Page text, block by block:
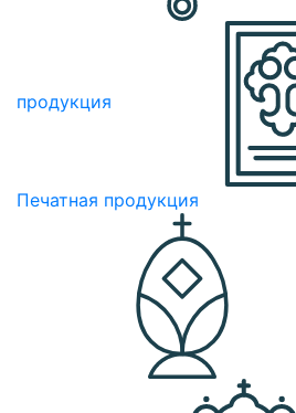
продукция
Печатная продукция